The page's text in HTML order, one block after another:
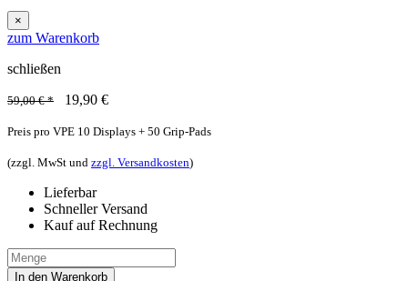
×
zum Warenkorb
schließen
59,00 € * 19,90 €
Preis pro VPE 10 Displays + 50 Grip-Pads
(zzgl. MwSt und zzgl. Versandkosten)
Lieferbar
Schneller Versand
Kauf auf Rechnung
In den Warenkorb